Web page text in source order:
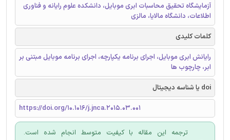
آزمایشگاه تحقیق محاسبات ابری موبایل، دانشكده علوم رایانه و فناوری
اطلاعات، دانشگاه مالایا، مالزی
کلمات کلیدی
رایانش ابری موبایل، اجرای برنامه یکپارچه، اجرای برنامه موبایل مبتنی بر
ابر، چارچوب ها
doi یا شناسه دیجیتال
https://doi.org/10.1016/j.jnca.2015.03.001
ترجمه این مقاله با کیفیت متوسط انجام شده است.